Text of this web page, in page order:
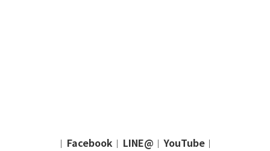
｜ Facebook ｜ LINE@ ｜ YouTube ｜